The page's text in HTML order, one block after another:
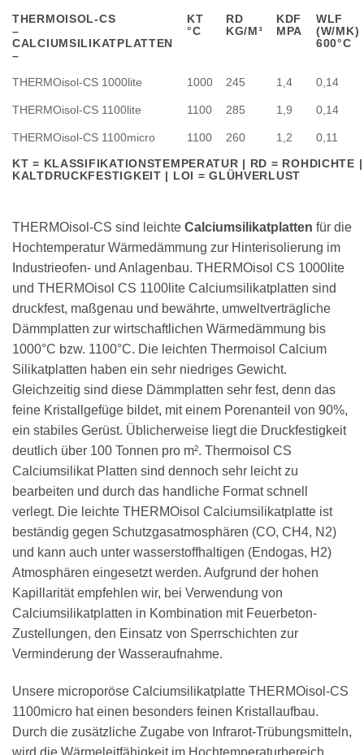
THERMOISOL-CS
–
CALCIUMSILIKATPLATTEN
–
KT
°C
RD
KG/M³
KDF
MPA
WLF
(W/MK)
600°C
THERMOisol-CS 1000lite 1000 245 1,4 0,14
THERMOisol-CS 1100lite 1100 285 1,9 0,14
THERMOisol-CS 1100micro 1100 260 1,2
0,11
KT = KLASSIFIKATIONSTEMPERATUR | RD =
KALTDRUCKFESTIGKEIT | LOI = GLÜHVERLUST
THERMOisol-CS sind leichte Calciumsilikatplatten für die
Hochtemperatur Wärmedämmung zur Hinterisolierung im
Industrieofen- und Anlagenbau. THERMOisol CS 1000lite
und THERMOisol CS 1100lite Calciumsilikatplatten sind
druckfest, maßgenau und bewährte, umweltverträgliche
Dämmplatten zur wirtschaftlichen Wärmedämmung bis
1000°C bzw. 1100°C. Die leichten Thermoisol Calcium
Silikatplatten haben ein sehr niedriges Gewicht.
Gleichzeitig sind diese Dämmplatten sehr fest, denn das
feine Kristallgefüge bildet, mit einem Porenanteil von 90%,
ein stabiles Gerüst. Üblicherweise liegt die Druckfestigkeit
deutlich über 100 Tonnen pro m². Thermoisol CS
Calciumsilikat Platten sind dennoch sehr leicht zu
bearbeiten und durch das handliche Format schnell
verlegt. Die leichte THERMOisol Calciumsilikatplatte ist
beständig gegen Schutzgasatmosphären (CO, CH4, N2)
und kann auch unter wasserstoffhaltigen (Endogas, H2)
Atmosphären eingesetzt werden. Aufgrund der hohen
Kapillarität empfehlen wir, bei Verwendung von
Calciumsilikatplatten in Kombination mit Feuerbeton-
Zustellungen, den Einsatz von Sperrschichten zur
Verminderung der Wasseraufnahme.
Unsere microporöse Calciumsilikatplatte THERMOisol-CS
1100micro hat einen besonders feinen Kristallaufbau.
Durch die zusätzliche Zugabe von Infrarot-Trübungsmitteln,
wird die Wärmeleitfähigkeit im Hochtemperaturbereich